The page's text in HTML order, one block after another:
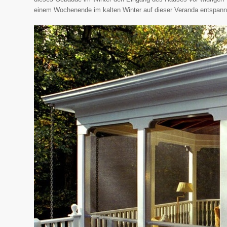
einem Wochenende im kalten Winter auf dieser Veranda